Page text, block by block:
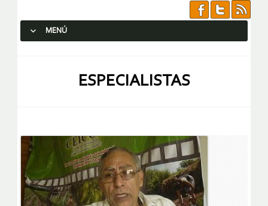
MENÚ
ESPECIALISTAS